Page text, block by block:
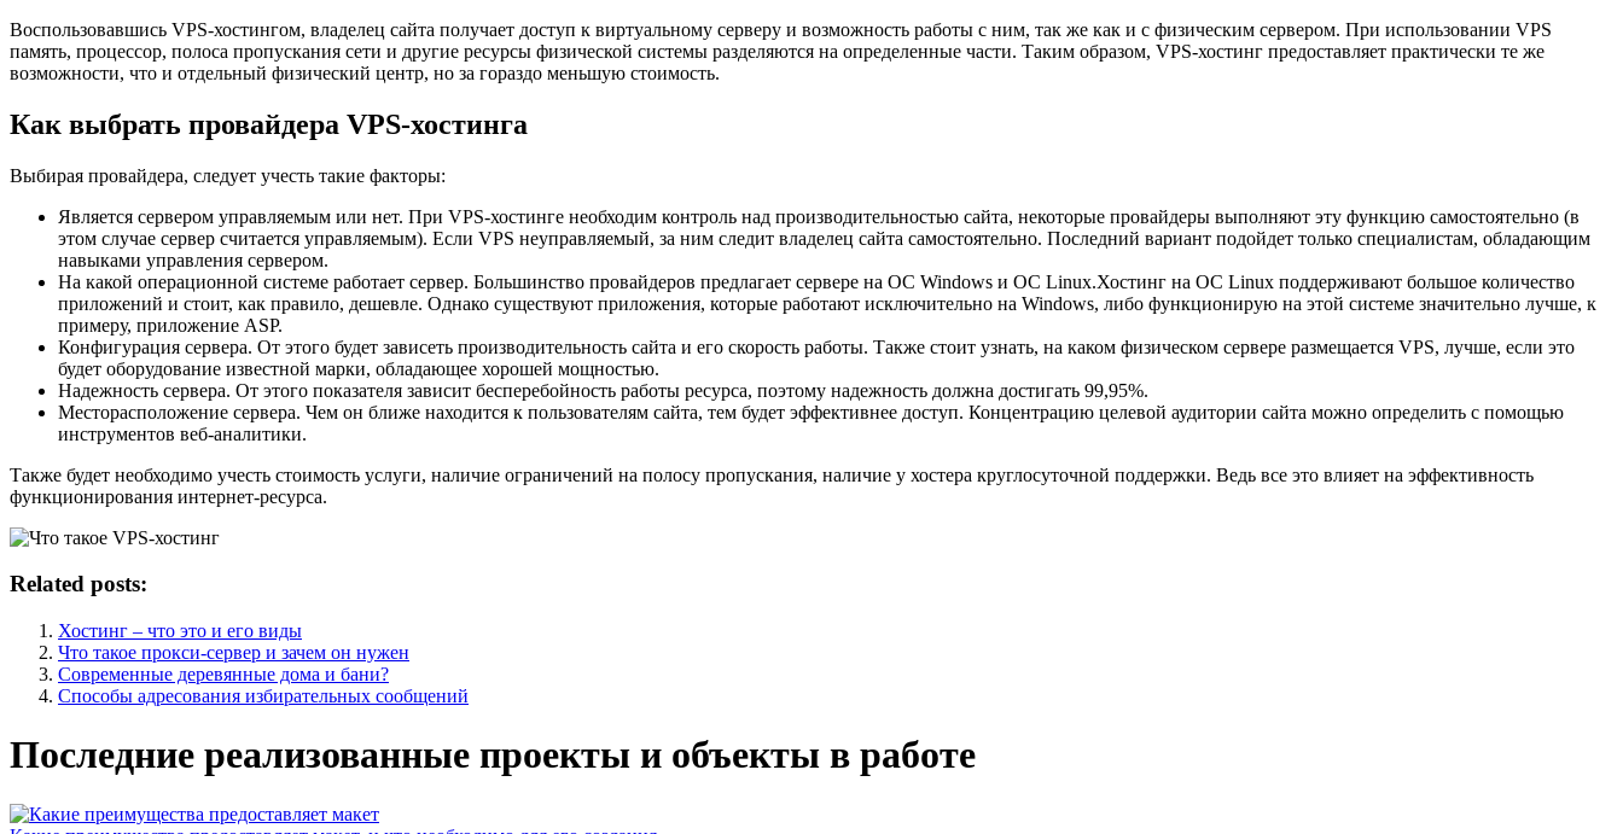
Воспользовавшись VPS-хостингом, владелец сайта получает доступ к виртуальному серверу и возможность работы с ним, так же как и с физическим сервером. При использовании VPS
память, процессор, полоса пропускания сети и другие ресурсы физической системы разделяются на определенные части. Таким образом, VPS-хостинг предоставляет практически те же
возможности, что и отдельный физический центр, но за гораздо меньшую стоимость.
Как выбрать провайдера VPS-хостинга
Выбирая провайдера, следует учесть такие факторы:
Является сервером управляемым или нет. При VPS-хостинге необходим контроль над производительностью сайта, некоторые провайдеры выполняют эту функцию самостоятельно (в
этом случае сервер считается управляемым). Если VPS неуправляемый, за ним следит владелец сайта самостоятельно. Последний вариант подойдет только специалистам, обладающим
навыками управления сервером.
На какой операционной системе работает сервер. Большинство провайдеров предлагает сервере на ОС Windows и OC Linux.Хостинг на ОС Linux поддерживают большое количество
приложений и стоит, как правило, дешевле. Однако существуют приложения, которые работают исключительно на Windows, либо функционирую на этой системе значительно лучше, к
примеру, приложение ASP.
Конфигурация сервера. От этого будет зависеть производительность сайта и его скорость работы. Также стоит узнать, на каком физическом сервере размещается VPS, лучше, если это
будет оборудование известной марки, обладающее хорошей мощностью.
Надежность сервера. От этого показателя зависит бесперебойность работы ресурса, поэтому надежность должна достигать 99,95%.
Месторасположение сервера. Чем он ближе находится к пользователям сайта, тем будет эффективнее доступ. Концентрацию целевой аудитории сайта можно определить с помощью
инструментов веб-аналитики.
Также будет необходимо учесть стоимость услуги, наличие ограничений на полосу пропускания, наличие у хостера круглосуточной поддержки. Ведь все это влияет на эффективность
функционирования интернет-ресурса.
Related posts:
Хостинг – что это и его виды
Что такое прокси-сервер и зачем он нужен
Современные деревянные дома и бани?
Способы адресования избирательных сообщений
Последние реализованные проекты и объекты в работе